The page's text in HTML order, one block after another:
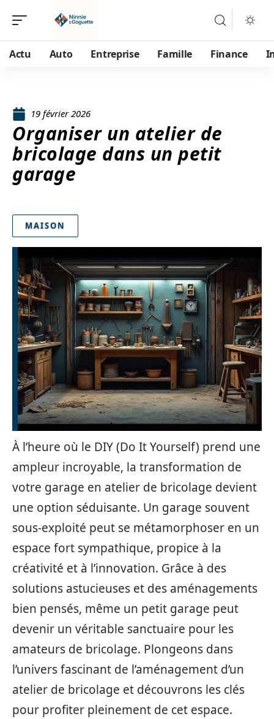
Actu Auto Entreprise Famille Finance
19 février 2026
Organiser un atelier de
bricolage dans un petit
garage
MAISON
À l’heure où le DIY (Do It Yourself) prend une
ampleur incroyable, la transformation de
votre garage en atelier de bricolage devient
une option séduisante. Un garage souvent
sous-exploité peut se métamorphoser en un
espace fort sympathique, propice à la
créativité et à l’innovation. Grâce à des
solutions astucieuses et des aménagements
bien pensés, même un petit garage peut
devenir un véritable sanctuaire pour les
amateurs de bricolage. Plongeons dans
l’univers fascinant de l’aménagement d’un
atelier de bricolage et découvrons les clés
pour profiter pleinement de cet espace.